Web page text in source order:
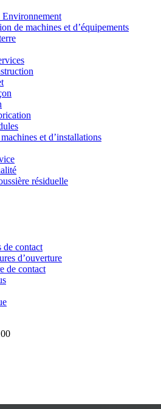
Environnement
de machines et d’équipements
et d’installations
résiduelle
de contact
d’ouverture
de contact